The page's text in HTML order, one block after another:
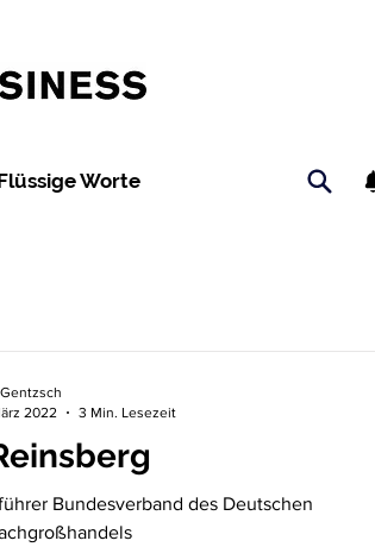
Worte
Bundesverband des Deutschen
2022
3 Min. Lesezeit